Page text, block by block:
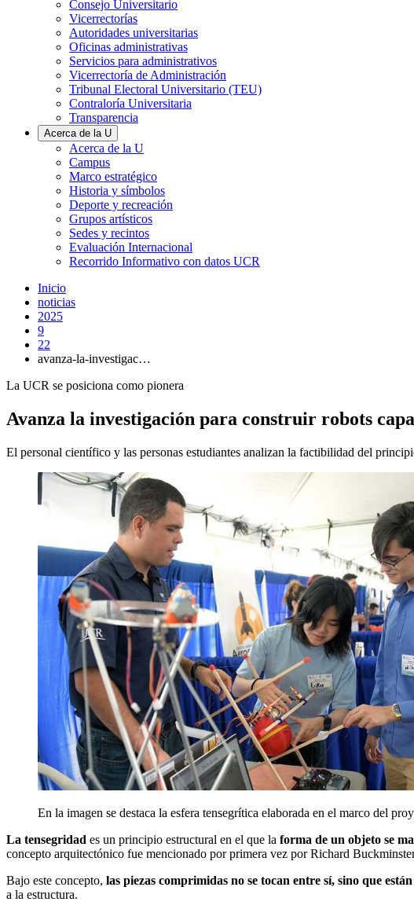
Consejo Universitario
Vicerrectorías
Autoridades universitarias
Oficinas administrativas
Servicios para administrativos
Vicerrectoría de Administración
Tribunal Electoral Universitario (TEU)
Contraloría Universitaria
Transparencia
Acerca de la U
Acerca de la U
Campus
Marco estratégico
Historia y símbolos
Deporte y recreación
Grupos artísticos
Sedes y recintos
Evaluación Internacional
Recorrido Informativo con datos UCR
Inicio
noticias
2025
9
22
avanza-la-investigac…
La UCR se posiciona como pionera
Avanza la investigación para construir robots
El personal científico y las personas estudiantes analizan la factibilidad del
En la imagen se destaca la esfera tensegrítica elaborada en el marco del
La tensegridad es un principio estructural en el que la forma de un objeto se
concepto arquitectónico fue mencionado por primera vez por Richard
Bajo este concepto, las piezas comprimidas no se tocan entre sí, sino que
a la estructura.